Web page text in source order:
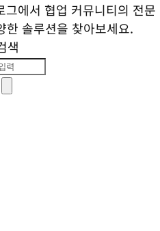
에서 협업 커뮤니티의 전문
한 솔루션을 찾아보세요.
색